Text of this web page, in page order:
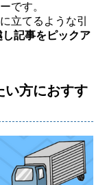
です。
立てるような引
し記事をピックア
い方におすす